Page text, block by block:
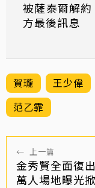
被薩泰爾解約
方最後訊息
賀瓏 王少偉
范乙霏
← 上一篇
金秀賢全面復
萬人場地曝光